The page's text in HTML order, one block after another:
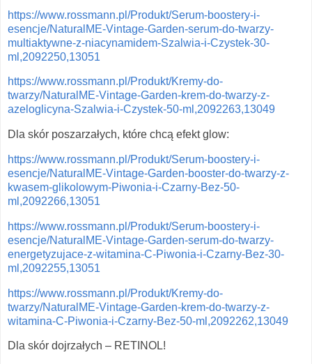
https://www.rossmann.pl/Produkt/Serum-boostery-i-
esencje/NaturalME-Vintage-Garden-serum-do-twarzy-
multiaktywne-z-niacynamidem-Szalwia-i-Czystek-30-
ml,2092250,13051
https://www.rossmann.pl/Produkt/Kremy-do-
twarzy/NaturalME-Vintage-Garden-krem-do-twarzy-z-
azeloglicyna-Szalwia-i-Czystek-50-ml,2092263,13049
Dla skór poszarzałych, które chcą efekt glow:
https://www.rossmann.pl/Produkt/Serum-boostery-i-
esencje/NaturalME-Vintage-Garden-booster-do-twarzy-z-
kwasem-glikolowym-Piwonia-i-Czarny-Bez-50-
ml,2092266,13051
https://www.rossmann.pl/Produkt/Serum-boostery-i-
esencje/NaturalME-Vintage-Garden-serum-do-twarzy-
energetyzujace-z-witamina-C-Piwonia-i-Czarny-Bez-30-
ml,2092255,13051
https://www.rossmann.pl/Produkt/Kremy-do-
twarzy/NaturalME-Vintage-Garden-krem-do-twarzy-z-
witamina-C-Piwonia-i-Czarny-Bez-50-ml,2092262,13049
Dla skór dojrzałych – RETINOL!